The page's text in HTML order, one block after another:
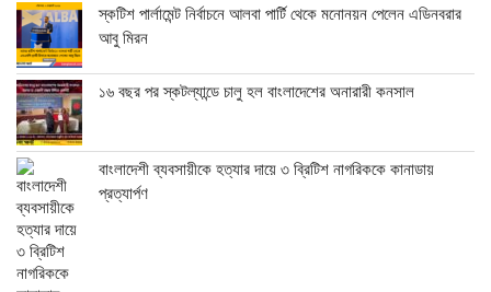
স্কটিশ পার্লামেন্ট নির্বাচনে আলবা পার্টি থেকে মনোনয়ন পেলেন এডিনবরার
আবু মিরন
১৬ বছর পর স্কটল্যান্ডে চালু হল বাংলাদেশের অনারারী কনসাল
বাংলাদেশী ব্যবসায়ীকে হত্যার দায়ে ৩ ব্রিটিশ নাগরিককে কানাডায়
প্রত্যার্পণ